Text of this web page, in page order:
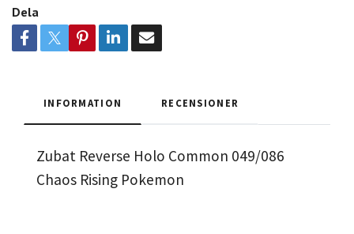
Dela
INFORMATION RECENSIONER
Zubat Reverse Holo Common 049/086
Chaos Rising Pokemon